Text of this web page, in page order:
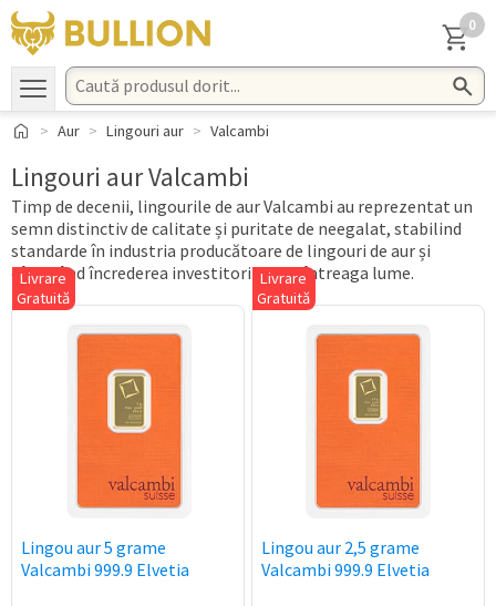
0
Aur Lingouri aur Valcambi
Lingouri aur Valcambi
Timp de decenii, lingourile de aur Valcambi au reprezentat un
semn distinctiv de calitate și puritate de neegalat, stabilind
standarde în industria producătoare de lingouri de aur și
câștigând încrederea investitorilor din întreaga lume.
Livrare
Gratuită
Lingou aur 5 grame
Valcambi 999.9 Elvetia
Livrare
Gratuită
Lingou aur 2,5 grame
Valcambi 999.9 Elvetia